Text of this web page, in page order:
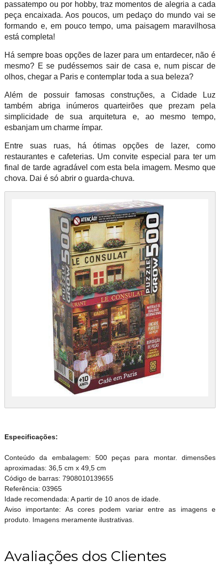
passatempo ou por hobby, traz momentos de alegria a cada
peça encaixada. Aos poucos, um pedaço do mundo vai se
formando e, em pouco tempo, uma paisagem maravilhosa
está completa!
Há sempre boas opções de lazer para um entardecer, não é
mesmo? E se pudéssemos sair de casa e, num piscar de
olhos, chegar a Paris e contemplar toda a sua beleza?
Além de possuir famosas construções, a Cidade Luz
também abriga inúmeros quarteirões que prezam pela
simplicidade de sua arquitetura e, ao mesmo tempo,
esbanjam um charme ímpar.
Entre suas ruas, há ótimas opções de lazer, como
restaurantes e cafeterias. Um convite especial para ter um
final de tarde agradável com esta bela imagem. Mesmo que
chova. Dai é só abrir o guarda-chuva.
Especificações:
Conteúdo da embalagem: 500 peças para montar. dimensões
aproximadas: 36,5 cm x 49,5 cm
Código de barras: 7908010139655
Referência: 03965
Idade recomendada: A partir de 10 anos de idade.
Aviso importante: As cores podem variar entre as imagens e
produto. Imagens meramente ilustrativas.
Avaliações dos Clientes